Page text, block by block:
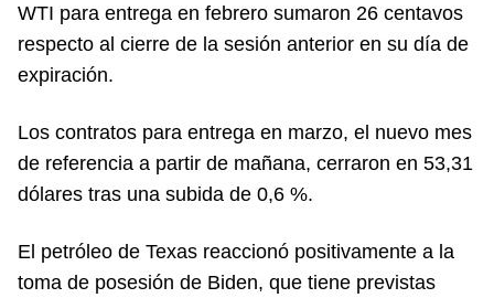
WTI para entrega en febrero sumaron 26 centavos
respecto al cierre de la sesión anterior en su día de
expiración.
Los contratos para entrega en marzo, el nuevo mes
de referencia a partir de mañana, cerraron en 53,31
dólares tras una subida de 0,6 %.
El petróleo de Texas reaccionó positivamente a la
toma de posesión de Biden, que tiene previstas